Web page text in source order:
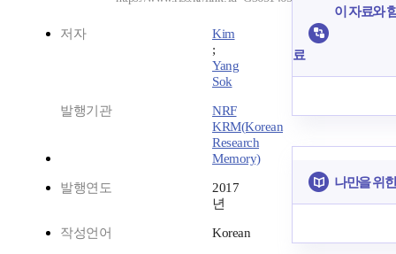
저자
Kim
;
Yang
Sok
발행기관
NRF
KRM(Korean
Research
Memory)
발행연도
2017
년
작성언어 Korean
이 자료와
료
나만을 위